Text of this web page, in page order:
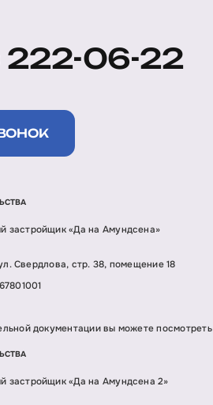
222-06-22
застройщик «Да на Амундсена»
Свердлова, стр. 38, помещение 18
документации вы можете посмотреть
застройщик «Да на Амундсена 2»